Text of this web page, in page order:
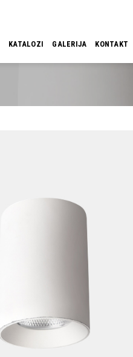
KATALOZI GALERIJA KONTAKT